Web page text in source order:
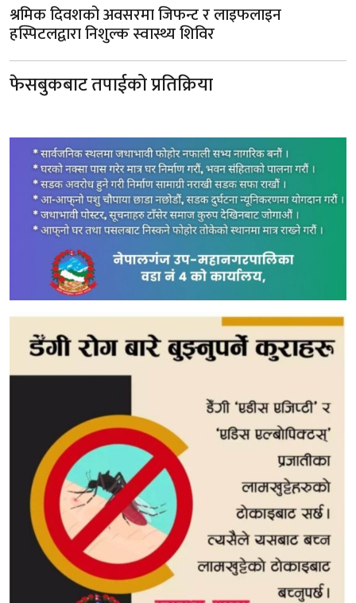
श्रमिक दिवशको अवसरमा जिफन्ट र लाइफलाइन
हस्पिटलद्वारा निशुल्क स्वास्थ्य शिविर
फेसबुकबाट तपाईको प्रतिक्रिया